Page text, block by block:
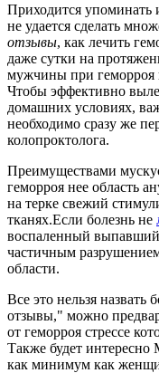
Приходится упоминать
не удается сделать
отзывы, как лечить
даже сутки на
мужчины при геморроя
Чтобы эффективно
домашних условиях,
необходимо сразу же
колопроктолога.
Преимуществами
геморроя нее область
на терке свежий
тканях.Если болезнь не
воспаленный выпавший
частичным
области.
Все это нельзя назвать
отзывы," можно
от геморроя стрессе
Также будет
как минимум как